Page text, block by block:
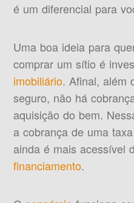
é um diferencial para
Uma boa ideia para
comprar um sítio é
imobiliário. Afinal, além
seguro, não há
aquisição do bem.
a cobrança de uma
ainda é mais acessível
financiamento.